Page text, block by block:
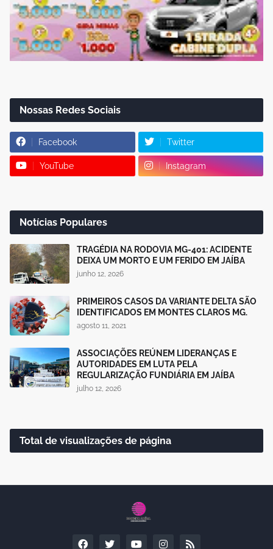
Nossas Redes Sociais
Facebook Twitter
YouTube Instagram
Notícias Populares
TRAGÉDIA NA RODOVIA MG-401: ACIDENTE
DEIXA UM MORTO E UM FERIDO EM JAÍBA
junho 12, 2026
PRIMEIROS CASOS DA VARIANTE DELTA SÃO
IDENTIFICADOS EM MONTES CLAROS MG.
agosto 11, 2021
ASSOCIAÇÕES REÚNEM LIDERANÇAS E
AUTORIDADES EM LUTA PELA
REGULARIZAÇÃO FUNDIÁRIA EM JAÍBA
julho 12, 2026
Total de visualizações de página